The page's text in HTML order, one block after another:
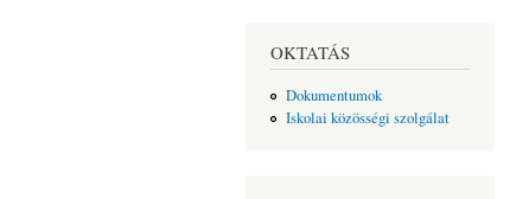
OKTATÁS
Dokumentumok
Iskolai közösségi szolgálat